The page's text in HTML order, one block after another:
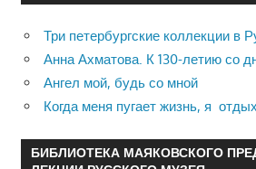
Три петербургские коллекции в
Анна Ахматова. К 130-летию со
Ангел мой, будь со мной
Когда меня пугает жизнь, я
БИБЛИОТЕКА МАЯКОВСКОГО